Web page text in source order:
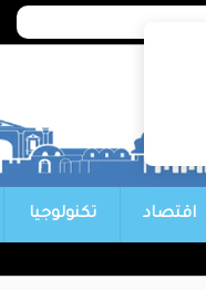
اقتصاد تكنولوجيا